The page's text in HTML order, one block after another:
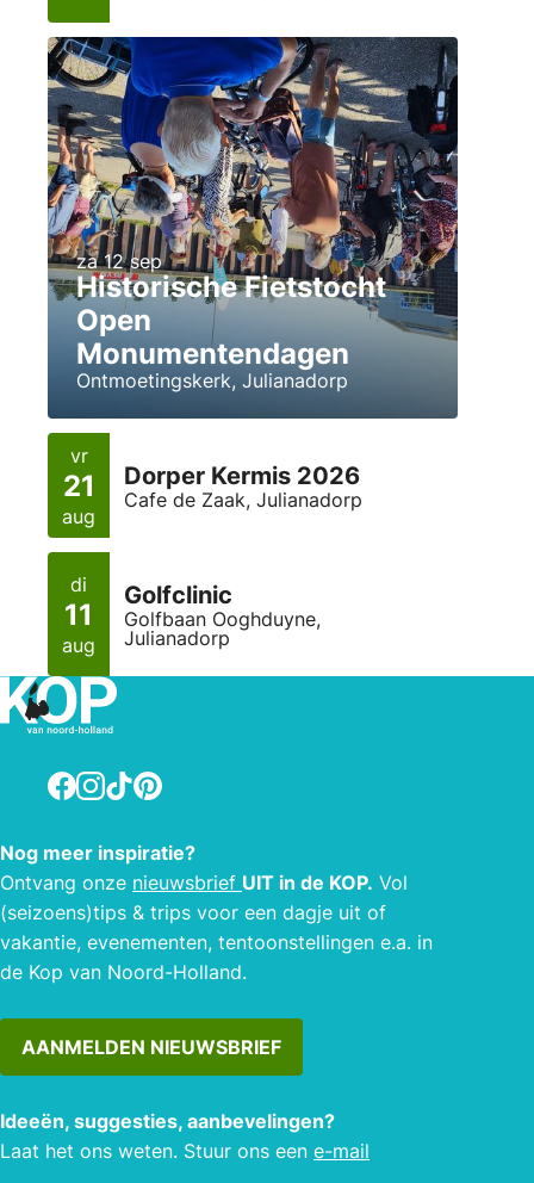
za 12 sep
Historische Fietstocht
Open
Monumentendagen
Ontmoetingskerk, Julianadorp
vr
21
aug
Dorper Kermis 2026
Cafe de Zaak, Julianadorp
di
11
aug
Golfclinic
Golfbaan Ooghduyne,
Julianadorp
Facebook
Instagram
TikTokPinterest
Nog meer inspiratie?
Ontvang onze nieuwsbrief UIT in de KOP. Vol
(seizoens)tips & trips voor een dagje uit of
vakantie, evenementen, tentoonstellingen e.a. in
de Kop van Noord-Holland.
AANMELDEN NIEUWSBRIEF
Ideeën, suggesties, aanbevelingen?
Laat het ons weten. Stuur ons een e-mail